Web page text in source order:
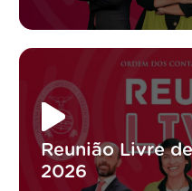
Reunião Livre
2026